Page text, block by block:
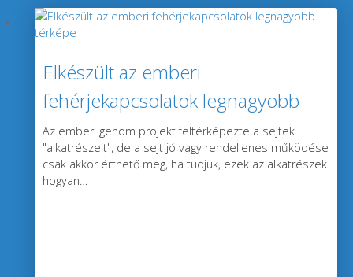
Elkészült az emberi
fehérjekapcsolatok legnagyobb
térképe
Az emberi genom projekt feltérképezte a sejtek
"alkatrészeit", de a sejt jó vagy rendellenes működése
csak akkor érthető meg, ha tudjuk, ezek az alkatrészek
hogyan